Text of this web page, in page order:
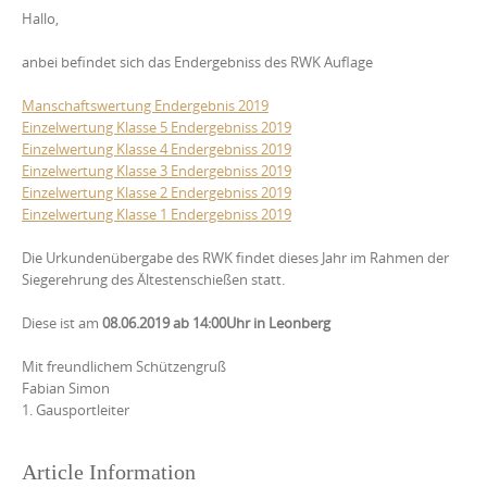
Hallo,
anbei befindet sich das Endergebniss des RWK Auflage
Manschaftswertung Endergebnis 2019
Einzelwertung Klasse 5 Endergebniss 2019
Einzelwertung Klasse 4 Endergebniss 2019
Einzelwertung Klasse 3 Endergebniss 2019
Einzelwertung Klasse 2 Endergebniss 2019
Einzelwertung Klasse 1 Endergebniss 2019
Die Urkundenübergabe des RWK findet dieses Jahr im Rahmen der
Siegerehrung des Ältestenschießen statt.
Diese ist am 08.06.2019 ab 14:00Uhr in Leonberg
Mit freundlichem Schützengruß
Fabian Simon
1. Gausportleiter
Article Information